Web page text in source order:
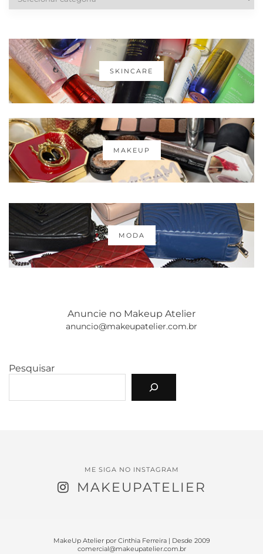
SKINCARE
MAKEUP
MODA
Anuncie no Makeup Atelier
anuncio@makeupatelier.com.br
Pesquisar
ME SIGA NO INSTAGRAM
MAKEUPATELIER
MakeUp Atelier por Cinthia Ferreira | Desde 2009
comercial@makeupatelier.com.br